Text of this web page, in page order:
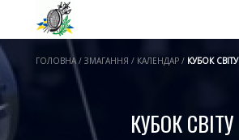
ГОЛОВНА / ЗМАГАННЯ / КАЛЕНДАР / КУБОК СВІТУ
КУБОК СВІТУ